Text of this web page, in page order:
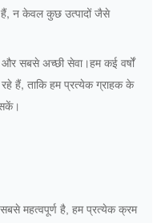
हैं, न केवल कुछ उत्पादों जैसे
सबसे अच्छी सेवा।हम कई वर्षों
हैं, ताकि हम प्रत्येक ग्राहक के
महत्वपूर्ण है, हम प्रत्येक क्रम